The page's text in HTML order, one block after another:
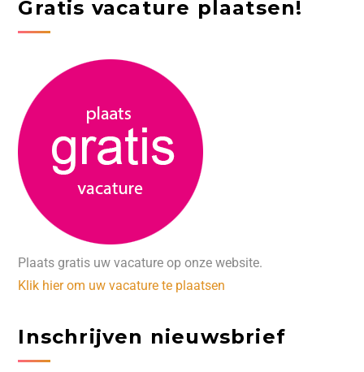
Gratis vacature plaatsen!
Plaats gratis uw vacature op onze website.
Klik hier om uw vacature te plaatsen
Inschrijven nieuwsbrief